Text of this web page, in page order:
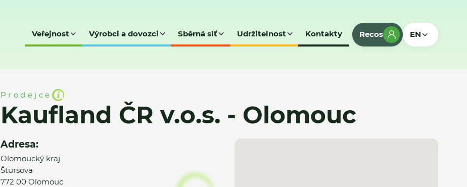
Veřejnost Výrobci a dovozci Sběrná síť Udržitelnost Kontakty Recos EN
Prodejce
Kaufland ČR v.o.s. - Olomouc
Adresa:
Olomoucký kraj
Štursova
772 00 Olomouc